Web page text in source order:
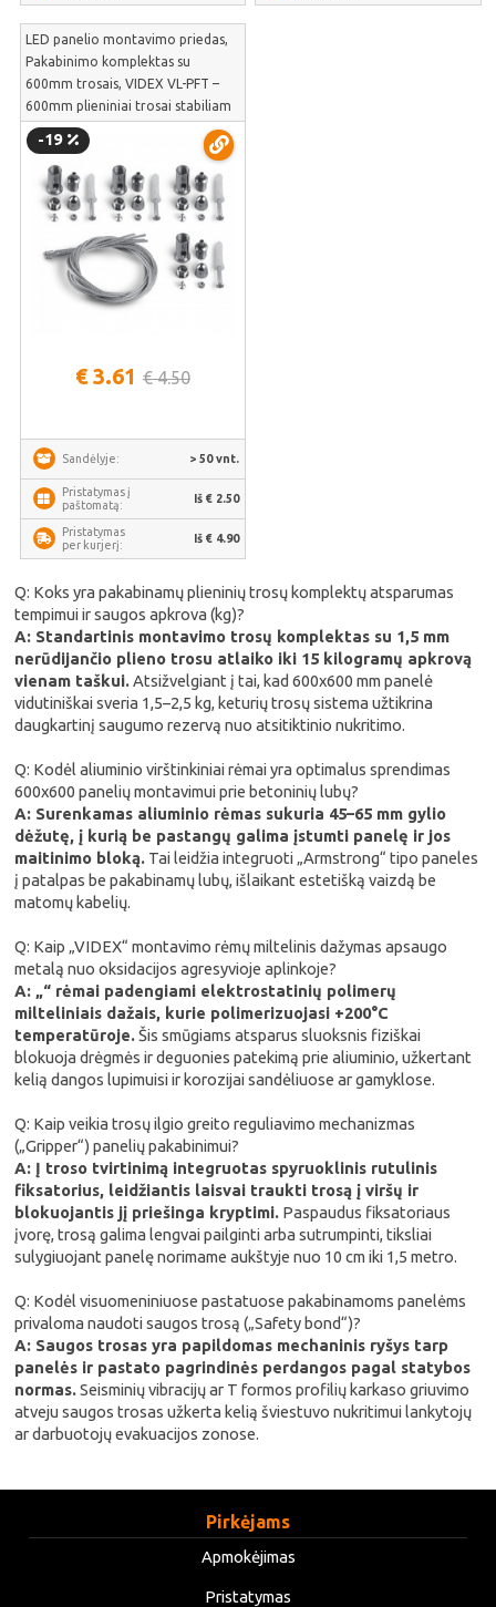
LED panelio montavimo priedas,
Pakabinimo komplektas su
600mm trosais, VIDEX VL-PFT –
600mm plieniniai trosai stabiliam
ir tiksliam aukščio reguliavimui |
VL-PFT
-19
€ 3.61 € 4.50
Sandėlyje: > 50 vnt.
Pristatymas į
paštomatą:
Iš € 2.50
Pristatymas
per kurjerį:
Iš € 4.90
Q: Koks yra pakabinamų plieninių trosų komplektų atsparumas
tempimui ir saugos apkrova (kg)?
A: Standartinis montavimo trosų komplektas su 1,5 mm
nerūdijančio plieno trosu atlaiko iki 15 kilogramų apkrovą
vienam taškui.Atsižvelgiant į tai, kad 600x600 mm panelė
vidutiniškai sveria 1,5–2,5 kg, keturių trosų sistema užtikrina
daugkartinį saugumo rezervą nuo atsitiktinio nukritimo.
Q: Kodėl aliuminio virštinkiniai rėmai yra optimalus sprendimas
600x600 panelių montavimui prie betoninių lubų?
A: Surenkamas aliuminio rėmas sukuria 45–65 mm gylio
dėžutę, į kurią be pastangų galima įstumti panelę ir jos
maitinimo bloką. Tai leidžia integruoti „Armstrong“ tipo paneles
į patalpas be pakabinamų lubų, išlaikant estetišką vaizdą be
matomų kabelių.
Q: Kaip „VIDEX“ montavimo rėmų miltelinis dažymas apsaugo
metalą nuo oksidacijos agresyvioje aplinkoje?
A: „“ rėmai padengiami elektrostatinių polimerų
milteliniais dažais, kurie polimerizuojasi +200°C
temperatūroje.Šis smūgiams atsparus sluoksnis fiziškai
blokuoja drėgmės ir deguonies patekimą prie aliuminio, užkertant
kelią dangos lupimuisi ir korozijai sandėliuose ar gamyklose.
Q: Kaip veikia trosų ilgio greito reguliavimo mechanizmas
(„Gripper“) panelių pakabinimui?
A: Į troso tvirtinimą integruotas spyruoklinis rutulinis
fiksatorius, leidžiantis laisvai traukti trosą į viršų ir
blokuojantis jį priešinga kryptimi. Paspaudus fiksatoriaus
įvorę, trosą galima lengvai pailginti arba sutrumpinti, tiksliai
sulygiuojant panelę norimame aukštyje nuo 10 cm iki 1,5 metro.
Q: Kodėl visuomeniniuose pastatuose pakabinamoms panelėms
privaloma naudoti saugos trosą („Safety bond“)?
A: Saugos trosas yra papildomas mechaninis ryšys tarp
panelės ir pastato pagrindinės perdangos pagal statybos
normas.Seisminių vibracijų ar T formos profilių karkaso griuvimo
atveju saugos trosas užkerta kelią šviestuvo nukritimui lankytojų
ar darbuotojų evakuacijos zonose.
Pirkėjams
Apmokėjimas
Pristatymas